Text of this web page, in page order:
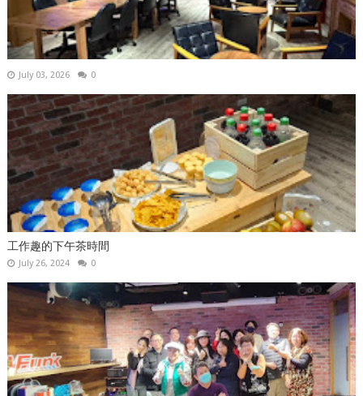
July 03, 2026 0
工作趣的下午茶時間
July 26, 2024 0